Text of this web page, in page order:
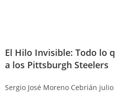
El Hilo Invisible: Todo lo
a los Pittsburgh Steelers
Sergio José Moreno Cebrián julio